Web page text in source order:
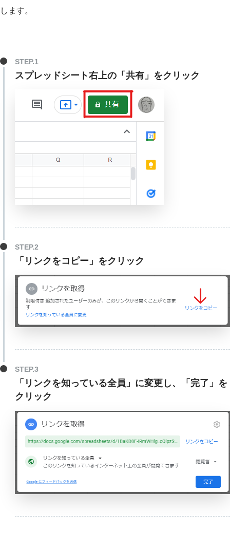
します。
スプレッドシート右上の「共有」をクリック
「リンクをコピー」をクリック
「リンクを知っている全員」に変更し、「完了」を
クリック